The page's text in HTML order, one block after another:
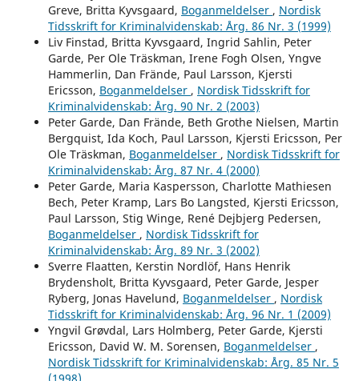
Greve, Britta Kyvsgaard, Boganmeldelser , Nordisk
Tidsskrift for Kriminalvidenskab: Årg. 86 Nr. 3 (1999)
Liv Finstad, Britta Kyvsgaard, Ingrid Sahlin, Peter
Garde, Per Ole Träskman, Irene Fogh Olsen, Yngve
Hammerlin, Dan Frände, Paul Larsson, Kjersti
Ericsson, Boganmeldelser , Nordisk Tidsskrift for
Kriminalvidenskab: Årg. 90 Nr. 2 (2003)
Peter Garde, Dan Frände, Beth Grothe Nielsen, Martin
Bergquist, Ida Koch, Paul Larsson, Kjersti Ericsson, Per
Ole Träskman, Boganmeldelser , Nordisk Tidsskrift for
Kriminalvidenskab: Årg. 87 Nr. 4 (2000)
Peter Garde, Maria Kaspersson, Charlotte Mathiesen
Bech, Peter Kramp, Lars Bo Langsted, Kjersti Ericsson,
Paul Larsson, Stig Winge, René Dejbjerg Pedersen,
Boganmeldelser , Nordisk Tidsskrift for
Kriminalvidenskab: Årg. 89 Nr. 3 (2002)
Sverre Flaatten, Kerstin Nordlöf, Hans Henrik
Brydensholt, Britta Kyvsgaard, Peter Garde, Jesper
Ryberg, Jonas Havelund, Boganmeldelser , Nordisk
Tidsskrift for Kriminalvidenskab: Årg. 96 Nr. 1 (2009)
Yngvil Grøvdal, Lars Holmberg, Peter Garde, Kjersti
Ericsson, David W. M. Sorensen, Boganmeldelser ,
Nordisk Tidsskrift for Kriminalvidenskab: Årg. 85 Nr. 5